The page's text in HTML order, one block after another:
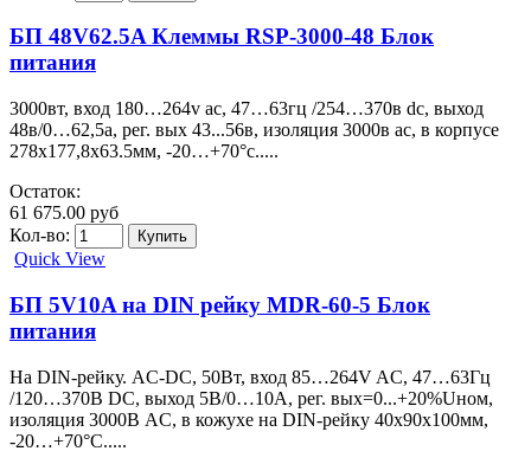
БП 48V62.5A Клеммы RSP-3000-48 Блок
питания
3000вт, вход 180…264v ac, 47…63гц /254…370в dc, выход
48в/0…62,5a, рег. вых 43...56в, изоляция 3000в ac, в корпусе
278х177,8х63.5мм, -20…+70°с.....
Остаток:
61 675.00 руб
Кол-во:
Quick View
БП 5V10A на DIN рейку MDR-60-5 Блок
питания
На DIN-рейку. AC-DC, 50Вт, вход 85…264V AC, 47…63Гц
/120…370В DC, выход 5В/0…10A, рег. вых=0...+20%Uном,
изоляция 3000В AC, в кожухе на DIN-рейку 40х90х100мм,
-20…+70°С.....